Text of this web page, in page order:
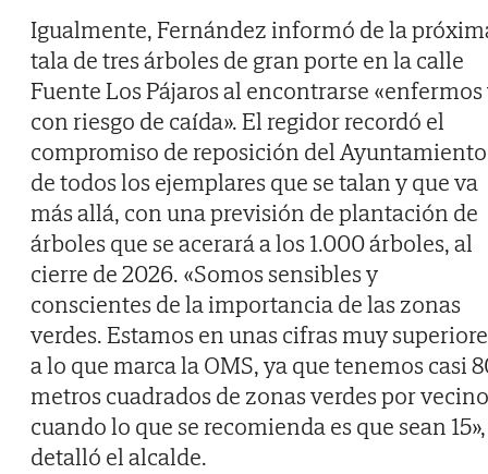
Igualmente, Fernández informó de la
tala de tres árboles de gran porte en la calle
Fuente Los Pájaros al encontrarse «enfermos
con riesgo de caída». El regidor recordó el
compromiso de reposición del Ayuntamiento
de todos los ejemplares que se talan y que va
más allá, con una previsión de plantación de
árboles que se acerará a los 1.000 árboles, al
cierre de 2026. «Somos sensibles y
conscientes de la importancia de las zonas
verdes. Estamos en unas cifras muy
a lo que marca la OMS, ya que tenemos casi
metros cuadrados de zonas verdes por
cuando lo que se recomienda es que sean 15»,
detalló el alcalde.